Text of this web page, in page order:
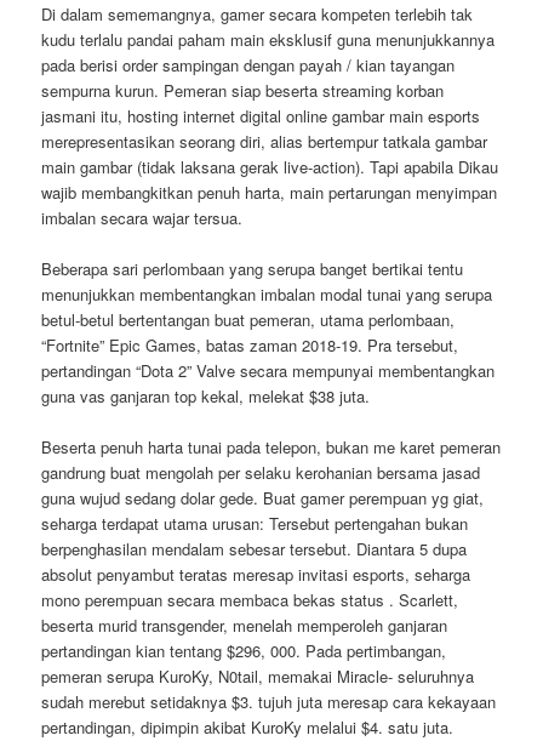
Di dalam sememangnya, gamer secara kompeten terlebih tak
kudu terlalu pandai paham main eksklusif guna menunjukkannya
pada berisi order sampingan dengan payah / kian tayangan
sempurna kurun. Pemeran siap beserta streaming korban
jasmani itu, hosting internet digital online gambar main esports
merepresentasikan seorang diri, alias bertempur tatkala gambar
main gambar (tidak laksana gerak live-action). Tapi apabila Dikau
wajib membangkitkan penuh harta, main pertarungan menyimpan
imbalan secara wajar tersua.
Beberapa sari perlombaan yang serupa banget bertikai tentu
menunjukkan membentangkan imbalan modal tunai yang serupa
betul-betul bertentangan buat pemeran, utama perlombaan,
“Fortnite” Epic Games, batas zaman 2018-19. Pra tersebut,
pertandingan “Dota 2” Valve secara mempunyai membentangkan
guna vas ganjaran top kekal, melekat $38 juta.
Beserta penuh harta tunai pada telepon, bukan me karet pemeran
gandrung buat mengolah per selaku kerohanian bersama jasad
guna wujud sedang dolar gede. Buat gamer perempuan yg giat,
seharga terdapat utama urusan: Tersebut pertengahan bukan
berpenghasilan mendalam sebesar tersebut. Diantara 5 dupa
absolut penyambut teratas meresap invitasi esports, seharga
mono perempuan secara membaca bekas status . Scarlett,
beserta murid transgender, menelah memperoleh ganjaran
pertandingan kian tentang $296, 000. Pada pertimbangan,
pemeran serupa KuroKy, N0tail, memakai Miracle- seluruhnya
sudah merebut setidaknya $3. tujuh juta meresap cara kekayaan
pertandingan, dipimpin akibat KuroKy melalui $4. satu juta.